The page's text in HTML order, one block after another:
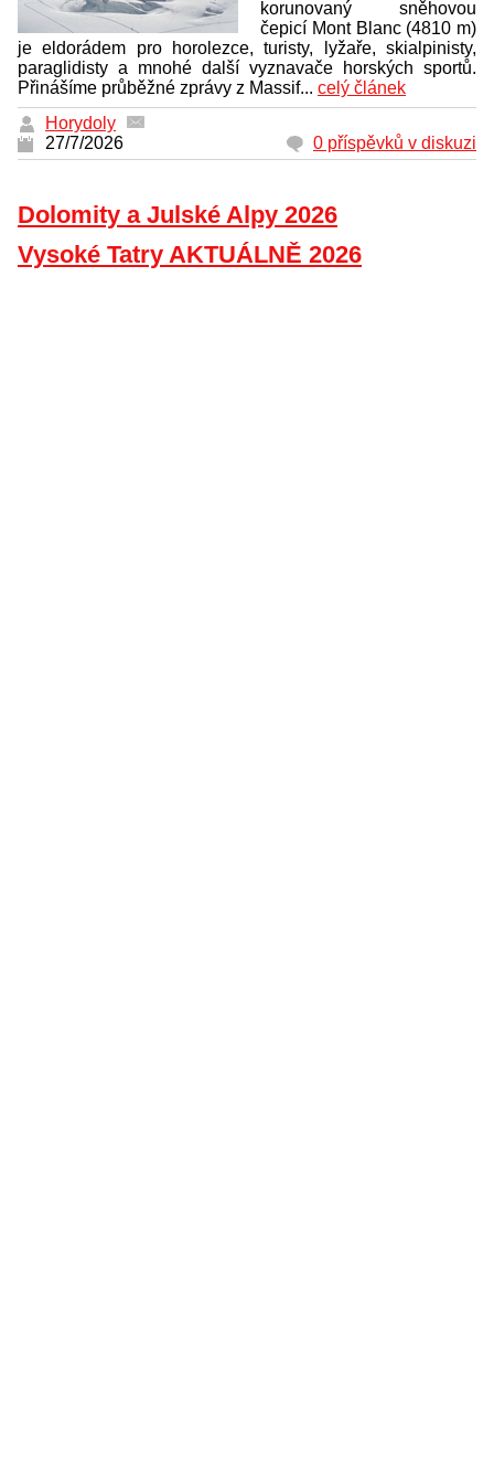
korunovaný sněhovou
čepicí Mont Blanc (4810 m)
je eldorádem pro horolezce, turisty, lyžaře, skialpinisty,
paraglidisty a mnohé další vyznavače horských sportů.
Přinášíme průběžné zprávy z Massif... celý článek
Horydoly
27/7/2026
0 příspěvků v diskuzi
Dolomity a Julské Alpy 2026
Vysoké Tatry AKTUÁLNĚ 2026